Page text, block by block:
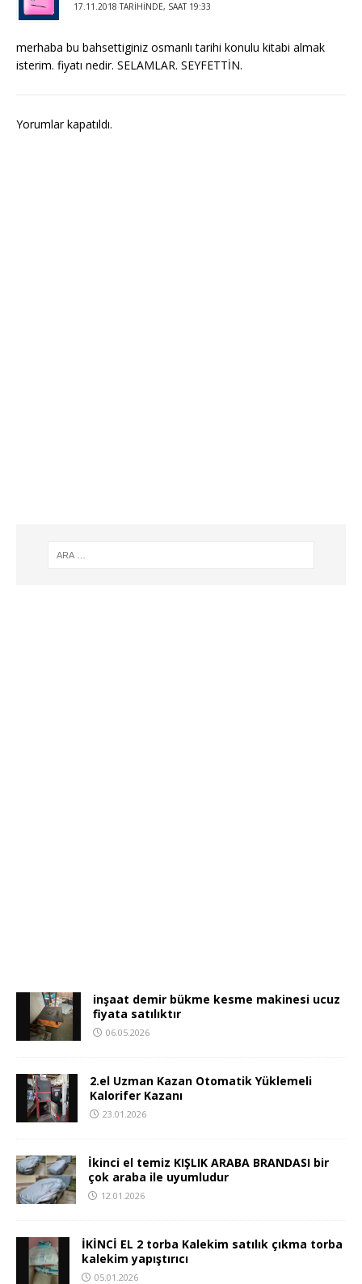
17.11.2018 TARIHINDE, SAAT 19:33
merhaba bu bahsettiginiz osmanlı tarihi konulu kitabi almak
isterim. fiyatı nedir. SELAMLAR. SEYFETTİN.
Yorumlar kapatıldı.
inşaat demir bükme kesme makinesi ucuz
fiyata satılıktır
06.05.2026
2.el Uzman Kazan Otomatik Yüklemeli
Kalorifer Kazanı
23.01.2026
İkinci el temiz KIŞLIK ARABA BRANDASI bir
çok araba ile uyumludur
12.01.2026
İKİNCİ EL 2 torba Kalekim satılık çıkma torba
kalekim yapıştırıcı
05.01.2026